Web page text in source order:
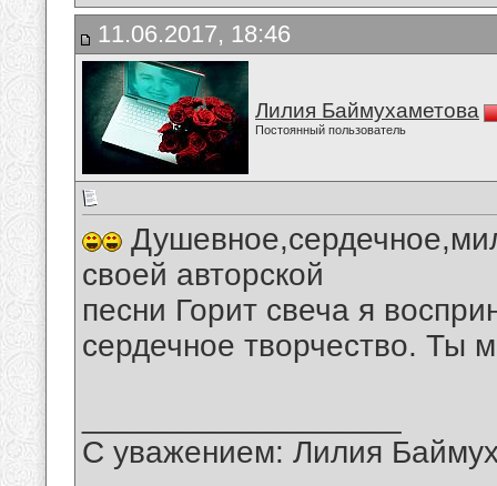
11.06.2017, 18:46
Лилия Баймухаметова
Постоянный пользователь
своей авторской
песни Горит свеча я
сердечное творчество. Ты
С уважением: Лилия